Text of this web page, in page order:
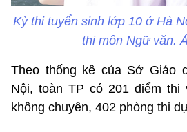
Kỳ thi tuyển sinh lớp 10 ở Hà
thi môn Ngữ văn.
Theo thống kê của Sở Giáo
Nội, toàn TP có 201 điểm thi
không chuyên, 402 phòng thi